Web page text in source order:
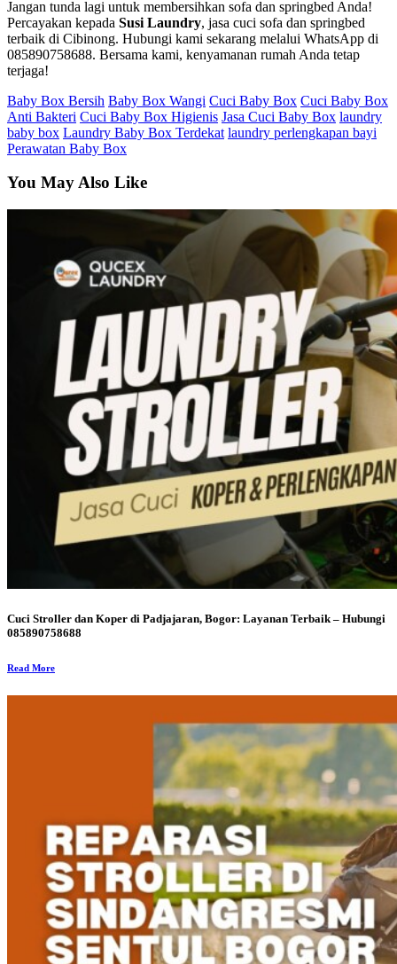
Jangan tunda lagi untuk membersihkan sofa dan springbed Anda!
Percayakan kepada Susi Laundry, jasa cuci sofa dan springbed
terbaik di Cibinong. Hubungi kami sekarang melalui WhatsApp di
085890758688. Bersama kami, kenyamanan rumah Anda tetap
terjaga!
Baby Box Bersih Baby Box Wangi Cuci Baby Box Cuci Baby Box
Anti Bakteri Cuci Baby Box Higienis Jasa Cuci Baby Box laundry
baby box Laundry Baby Box Terdekat laundry perlengkapan bayi
Perawatan Baby Box
You May Also Like
Cuci Stroller dan Koper di Padjajaran, Bogor: Layanan Terbaik – Hubungi
085890758688
Read More